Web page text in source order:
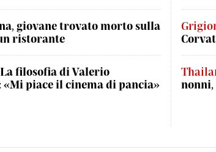
giovane trovato morto sulla
ristorante
La filosofia di Valerio
«Mi piace il cinema di pancia»
nonni,